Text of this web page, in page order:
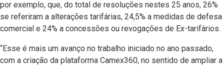
por exemplo, que, do total de resoluções nestes 25 anos, 26%
se referiram a alterações tarifárias, 24,5% a medidas de defesa
comercial e 24% a concessões ou revogações de Ex-tarifários.
“Esse é mais um avanço no trabalho iniciado no ano passado,
com a criação da plataforma Camex360, no sentido de ampliar a